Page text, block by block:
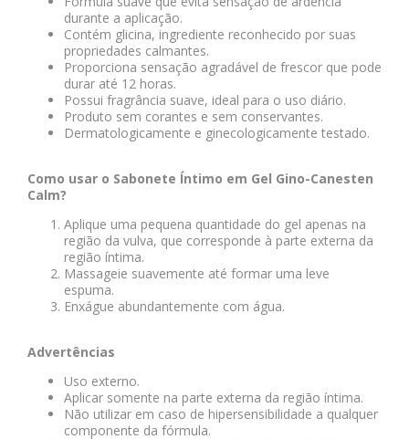
durante a aplicação.
Contém glicina, ingrediente reconhecido por suas
propriedades calmantes.
Proporciona sensação agradável de frescor que pode
durar até 12 horas.
Possui fragrância suave, ideal para o uso diário.
Produto sem corantes e sem conservantes.
Dermatologicamente e ginecologicamente testado.
Como usar o Sabonete Íntimo em Gel Gino-Canesten
Calm?
Aplique uma pequena quantidade do gel apenas na
região da vulva, que corresponde à parte externa da
região íntima.
Massageie suavemente até formar uma leve
espuma.
Enxágue abundantemente com água.
Advertências
Uso externo.
Aplicar somente na parte externa da região íntima.
Não utilizar em caso de hipersensibilidade a qualquer
componente da fórmula.